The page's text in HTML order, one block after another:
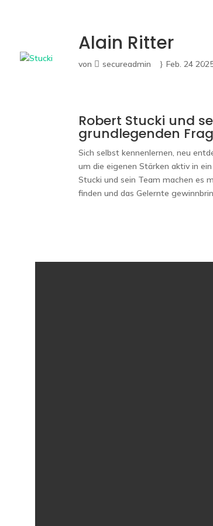
Alain Ritter
von secureadmin Feb. 24
Robert Stucki und
grundlegenden
Sich selbst kennenlernen, neu
um die eigenen Stärken aktiv in
Stucki und sein Team machen es
finden und das Gelernte